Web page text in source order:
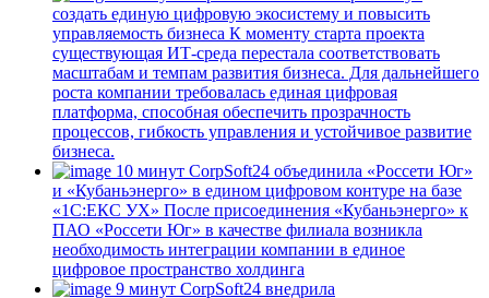
создать единую цифровую экосистему и повысить
управляемость бизнеса К моменту старта проекта
существующая ИТ-среда перестала соответствовать
масштабам и темпам развития бизнеса. Для дальнейшего
роста компании требовалась единая цифровая
платформа, способная обеспечить прозрачность
процессов, гибкость управления и устойчивое развитие
бизнеса.
10 минут CorpSoft24 объединила «Россети Юг»
и «Кубаньэнерго» в едином цифровом контуре на базе
«1С:ЕКС УХ» После присоединения «Кубаньэнерго» к
ПАО «Россети Юг» в качестве филиала возникла
необходимость интеграции компании в единое
цифровое пространство холдинга
9 минут CorpSoft24 внедрила